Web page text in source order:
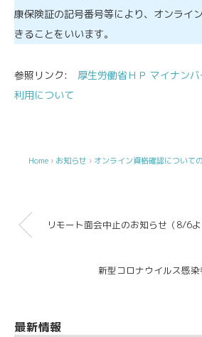
康保険証の記号番号等により、オンライ
きることをいいます。
参照リンク: 厚生労働省ＨＰ マイナン
利用について
Home › お知らせ › オンライン資格確認について
リモート面会中止のお知らせ（8/6よ
新型コロナウイルス感
最新情報